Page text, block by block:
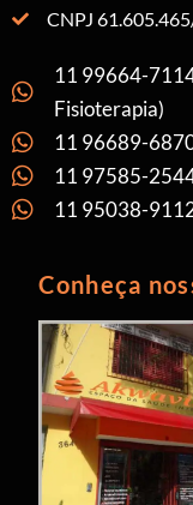
CNPJ
11 99664-
Fisioterapia)
11 96689-
11 97585-
11 95038-
Conheça